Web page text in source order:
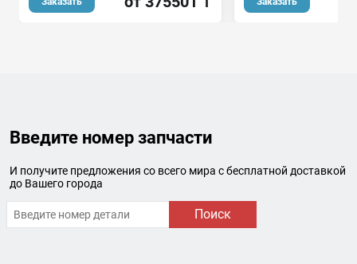
Введите номер запчасти
И получите предложения со всего мира с бесплатной доставкой
до Вашего города
Поиск